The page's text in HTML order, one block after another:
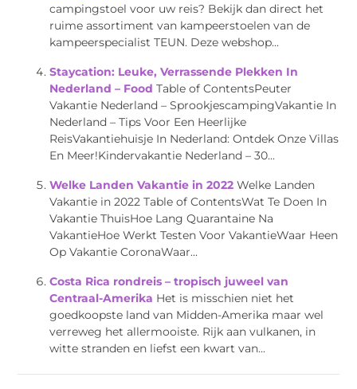
campingstoel voor uw reis? Bekijk dan direct het
ruime assortiment van kampeerstoelen van de
kampeerspecialist TEUN. Deze webshop...
Staycation: Leuke, Verrassende Plekken In
Nederland – Food Table of ContentsPeuter
Vakantie Nederland – SprookjescampingVakantie In
Nederland – Tips Voor Een Heerlijke
ReisVakantiehuisje In Nederland: Ontdek Onze Villas
En Meer!Kindervakantie Nederland – 30...
Welke Landen Vakantie in 2022 Welke Landen
Vakantie in 2022 Table of ContentsWat Te Doen In
Vakantie ThuisHoe Lang Quarantaine Na
VakantieHoe Werkt Testen Voor VakantieWaar Heen
Op Vakantie CoronaWaar...
Costa Rica rondreis – tropisch juweel van
Centraal-Amerika Het is misschien niet het
goedkoopste land van Midden-Amerika maar wel
verreweg het allermooiste. Rijk aan vulkanen, in
witte stranden en liefst een kwart van...